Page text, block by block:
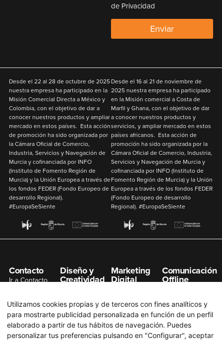
de Privacidad
Enviar
Desde el 22 al 28 de octubre de 2025
nuestra empresa ha participado en la
Misión Comercial Directa a México y
Colombia, con el objetivo dedar a
conocer nuestros productos y ampliar
mercado en estos países. Esta acción
de promoción ha sido organizada por
la Cámara Oficial de Comercio,
Industria, Servicios y Navegación de
Murcia y cofinanciada por INFO
(Instituto de Fomento Región de
Murcia) y la Unión Europeaa través de
los fondos FEDER(Fondo Europeo de
desarrollo Regional).
#EuropaSeSiente
Desde el 16 al 21 de noviembre de
2025 nuestra empresa ha participado
en la Misión comercial a Costa de
Marfil y Ghana, con el objetivo dedar
a conocer nuestros productos y
servicios, y ampliar mercado en estos
países africanos. Esta acción de
promoción ha sido organizada por la
Cámara Oficial de Comercio, Industria,
Servicios y Navegación de Murcia y
cofinanciada por INFO(Instituto de
Fomento Región de Murcia) y la Unión
Europeaa través de los fondos FEDER
(Fondo Europeo de desarrollo
Regional). #EuropaSeSiente
Contacto
Ir a Contacto
Diseño y
Creatividad
Redes Sociales
Diseño de
Páginas Web
Diseño Gráfico
Marketing
Digital
SEO
Posicionamiento
SEM
Campaña Redes
Comunicación
Offline
Eventos
Publicidad en
Prensa
Publicidad en
Utilizamos cookies propias y de terceros con fines analíticos y
para mostrarte publicidad personalizada en función de un perfil
elaborado a partir de tus hábitos de navegación. Puedes
personalizar tus preferencias pulsando en "Configurar", aceptar